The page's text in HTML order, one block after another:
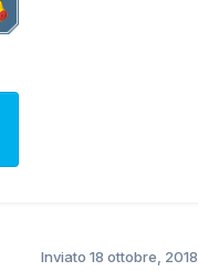
Inviato 18 ottobre, 2018